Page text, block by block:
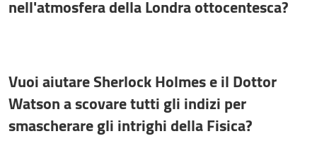
nell'atmosfera della Londra ottocentesca?
Vuoi aiutare Sherlock Holmes e il Dottor
Watson a scovare tutti gli indizi per
smascherare gli intrighi della Fisica?